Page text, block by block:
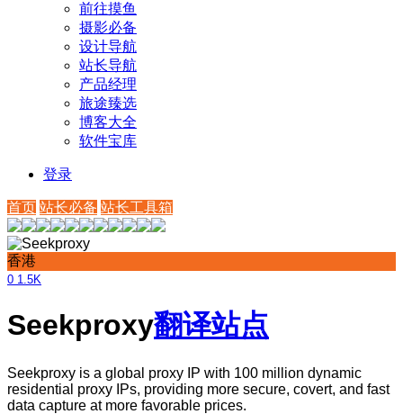
前往摸鱼
摄影必备
设计导航
站长导航
产品经理
旅途臻选
博客大全
软件宝库
登录
首页 站长必备 站长工具箱
香港
0 1.5K
Seekproxy翻译站点
Seekproxy is a global proxy IP with 100 million dynamic
residential proxy IPs, providing more secure, covert, and fast
data capture at more favorable prices.